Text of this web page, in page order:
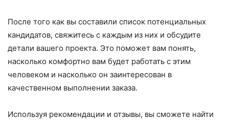
После того как вы составили список потенциальных
кандидатов, свяжитесь с каждым из них и обсудите
детали вашего проекта. Это поможет вам понять,
насколько комфортно вам будет работать с этим
человеком и насколько он заинтересован в
качественном выполнении заказа.
Используя рекомендации и отзывы, вы сможете найти